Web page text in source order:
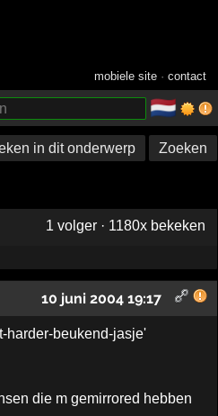
mobiele site ·contact
🇳🇱
in dit onderwerp Zoeken
1 volger · 1180x bekeken
10 juni 2004 19:17
harder-beukend-jasje'
die m gemirrored hebben